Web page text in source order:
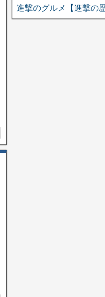
進撃のグルメ【進撃の